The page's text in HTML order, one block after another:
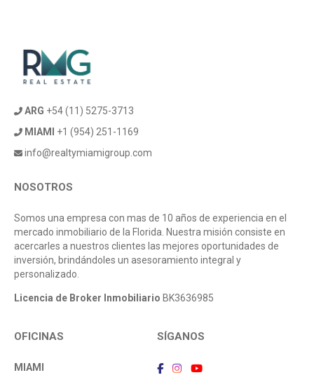
ARG +54 (11) 5275-3713
MIAMI
+1 (954) 251-1169
info@realtymiamigroup.com
NOSOTROS
Somos una empresa con mas de 10 años de experiencia en el
mercado inmobiliario de la Florida. Nuestra misión consiste en
acercarles a nuestros clientes las mejores oportunidades de
inversión, brindándoles un asesoramiento integral y
personalizado.
Licencia de Broker Inmobiliario BK3636985
OFICINAS
MIAMI
SÍGANOS